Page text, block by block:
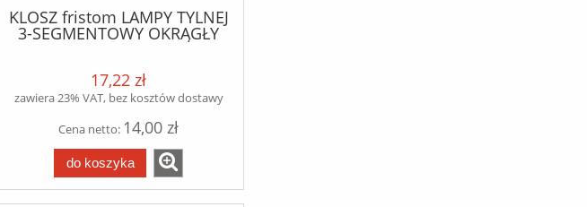
KLOSZ fristom LAMPY TYLNEJ
3-SEGMENTOWY OKRĄGŁY
17,22 zł
zawiera 23% VAT, bez kosztów dostawy
Cena netto: 14,00 zł
do koszyka